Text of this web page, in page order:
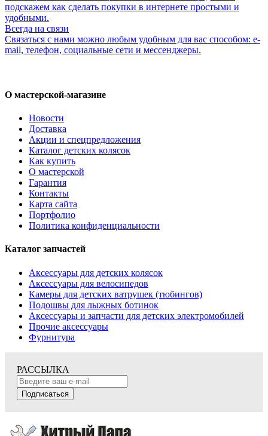
подскажем как сделать покупки в интернете простыми и
удобными.
Всегда на связи
Связаться с нами можно любым удобным для вас способом: e-
mail, телефон, социальные сети и мессенджеры.
О мастерской-магазине
Новости
Доставка
Акции и спецпредложения
Каталог детских колясок
Как купить
О мастерской
Гарантия
Контакты
Карта сайта
Портфолио
Политика конфиденциальности
Каталог запчастей
Аксессуары для детских колясок
Аксессуары для велосипедов
Камеры для детских ватрушек (тюбингов)
Подошвы для лыжных ботинок
Аксессуары и запчасти для детских электромобилей
Прочие аксессуары
Фурнитура
РАССЫЛКА
Подписаться